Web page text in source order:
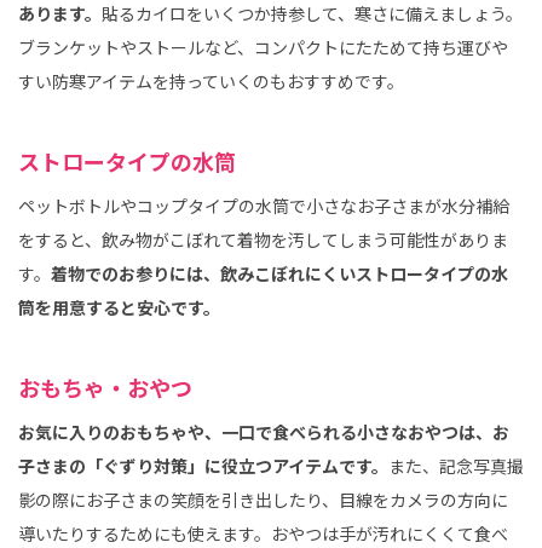
あります。 貼るカイロをいくつか持参して、寒さに備えましょう。
ブランケットやストールなど、コンパクトにたためて持ち運びや
すい防寒アイテムを持っていくのもおすすめです。
ストロータイプの水筒
ペットボトルやコップタイプの水筒で小さなお子さまが水分補給
をすると、飲み物がこぼれて着物を汚してしまう可能性がありま
す。 着物でのお参りには、飲みこぼれにくいストロータイプの水
筒を用意すると安心です。
おもちゃ・おやつ
お気に入りのおもちゃや、一口で食べられる小さなおやつは、お
子さまの「ぐずり対策」に役立つアイテムです。 また、記念写真撮
影の際にお子さまの笑顔を引き出したり、目線をカメラの方向に
導いたりするためにも使えます。おやつは手が汚れにくくて食べ